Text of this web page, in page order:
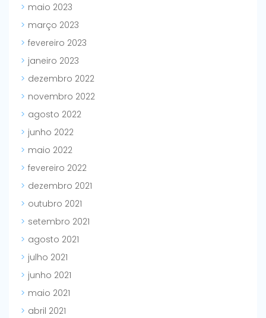
maio 2023
março 2023
fevereiro 2023
janeiro 2023
dezembro 2022
novembro 2022
agosto 2022
junho 2022
maio 2022
fevereiro 2022
dezembro 2021
outubro 2021
setembro 2021
agosto 2021
julho 2021
junho 2021
maio 2021
abril 2021